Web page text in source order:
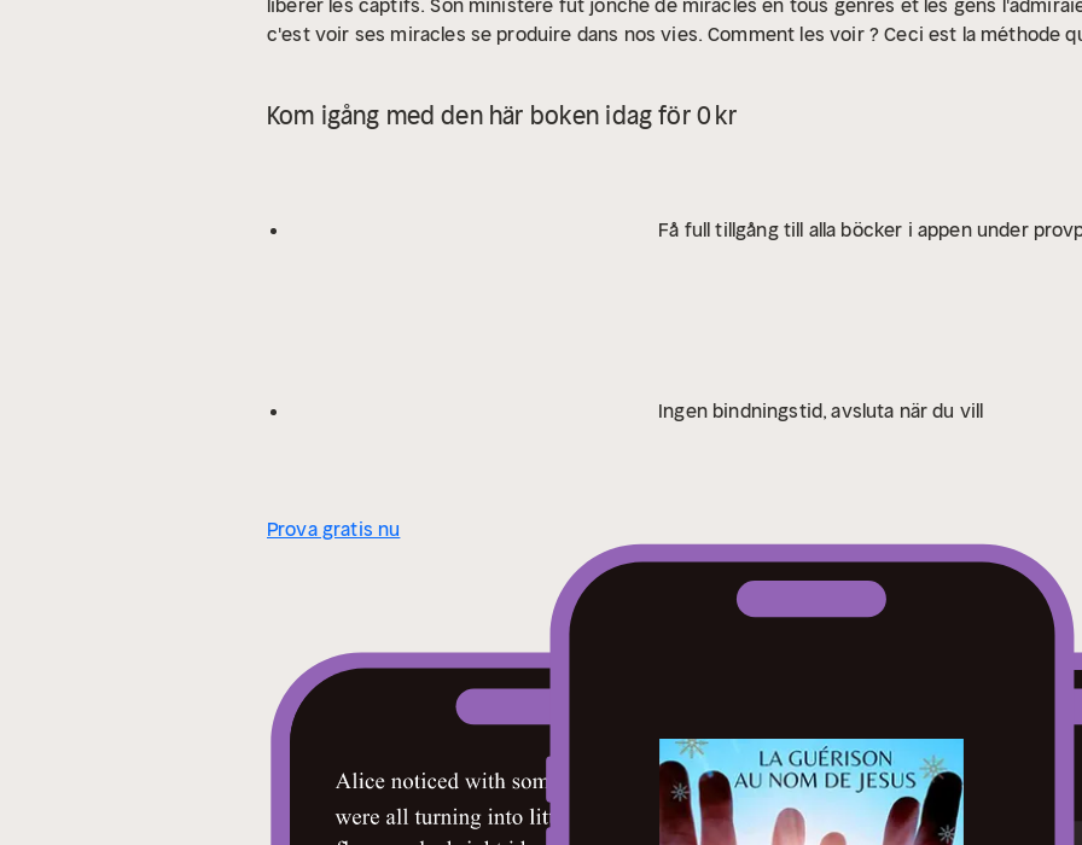
libérer les captifs. Son ministère fut jonché de miracles en tous genres et les gens
c'est voir ses miracles se produire dans nos vies. Comment les voir ? Ceci est la méthode
Kom igång med den här boken idag för 0 kr
Få full tillgång till alla böcker i appen under
Ingen bindningstid, avsluta när du vill
Prova gratis nu